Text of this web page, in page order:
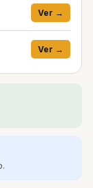
Ver →
Ver →